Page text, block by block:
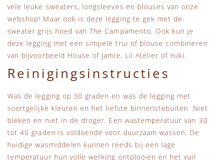
vele leuke sweaters, longsleeves en blouses van onze
webshop! Maar ook is deze legging te gek met de
sweater grijs hoed van The Campamento. Ook kun je
deze legging met een simpele trui of blouse combineren
van bijvoorbeeld House of Jamie, Lil Atelier of Yuki.
Reinigingsinstructies
Was de legging op 30 graden en was de legging met
soortgelijke kleuren en het liefste binnenstebuiten. Niet
bleken en niet in de droger. Een wastemperatuur van 30
tot 40 graden is voldoende voor duurzaam wassen. De
huidige wasmiddelen kunnen reeds bij een lage
temperatuur hun volle werking ontplooien en het vuil